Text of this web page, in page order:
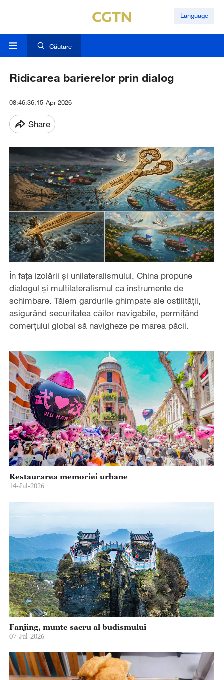
Language
Căutare
Ridicarea barierelor prin dialog
08:46:36,15-Apr-2026
Share
În fața izolării și unilateralismului, China propune
dialogul și multilateralismul ca instrumente de
schimbare. Tăiem gardurile ghimpate ale ostilității,
asigurând securitatea căilor navigabile, permițând
comerțului global să navigheze pe marea păcii.
Restaurarea memoriei urbane
14-Jul-2026
Fanjing, munte sacru al budismului
07-Jul-2026